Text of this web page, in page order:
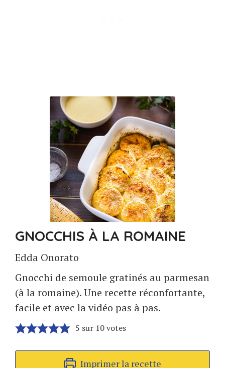
GNOCCHIS À LA ROMAINE
Edda Onorato
Gnocchi de semoule gratinés au parmesan
(à la romaine). Une recette réconfortante,
facile et avec la vidéo pas à pas.
5 sur 10votes
Imprimer la recette